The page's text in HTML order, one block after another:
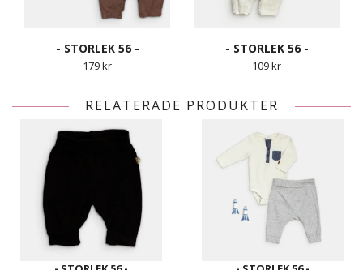
- STORLEK 56 -
179 kr
- STORLEK 56 -
109 kr
RELATERADE PRODUKTER